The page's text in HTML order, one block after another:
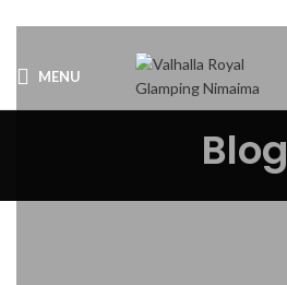
MENU
Blog